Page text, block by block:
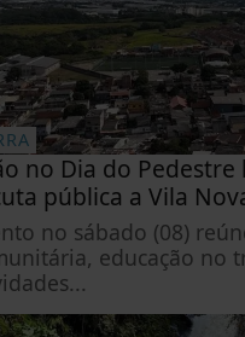
no Dia do
pública a Vila
no sábado (08)
educação no